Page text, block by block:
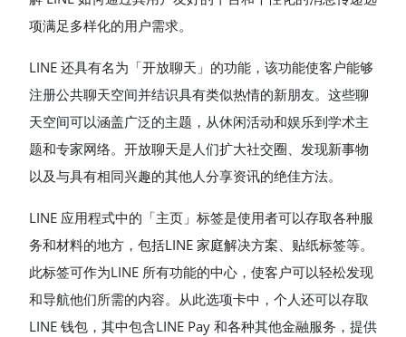
项满足多样化的用户需求。
LINE 还具有名为「开放聊天」的功能，该功能使客户能够
注册公共聊天空间并结识具有类似热情的新朋友。这些聊
天空间可以涵盖广泛的主题，从休闲活动和娱乐到学术主
题和专家网络。开放聊天是人们扩大社交圈、发现新事物
以及与具有相同兴趣的其他人分享资讯的绝佳方法。
LINE 应用程式中的「主页」标签是使用者可以存取各种服
务和材料的地方，包括LINE 家庭解决方案、贴纸标签等。
此标签可作为LINE 所有功能的中心，使客户可以轻松发现
和导航他们所需的内容。从此选项卡中，个人还可以存取
LINE 钱包，其中包含LINE Pay 和各种其他金融服务，提供